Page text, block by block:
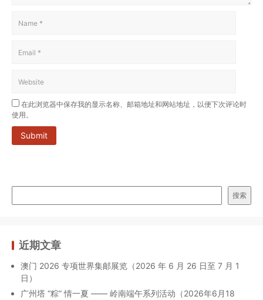
在此浏览器中保存我的显示名称、邮箱地址和网站地址，以便下次评论时
使用。
Submit
搜索
近期文章
澳门 2026 专项世界集邮展览（2026 年 6 月 26 日至 7 月 1
日）
广州塔 “粽” 情一夏 —— 岭南端午系列活动（2026年6月18